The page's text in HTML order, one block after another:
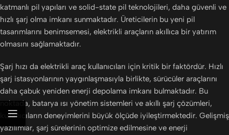
katmanlı pil yapıları ve solid-state pil teknolojileri, daha güvenli ve
hızlı şarj olma imkanı sunmaktadır. Üreticilerin bu yeni pil
tasarımlarını benimsemesi, elektrikli araçların akıllıca bir yatırım
olmasını sağlamaktadır.
Şarj hızı da elektrikli araç kullanıcıları için kritik bir faktördür. Hızlı
şarj istasyonlarının yaygınlaşmasıyla birlikte, sürücüler araçlarını
daha çabuk yeniden enerji depolama imkanı bulmaktadır. Bu
noktada, batarya ısı yönetim sistemleri ve akıllı şarj çözümleri,
kullanıcıların deneyimlerini büyük ölçüde iyileştirmektedir. Gelişmiş
yazılımlar, şarj sürelerinin optimize edilmesine ve enerji